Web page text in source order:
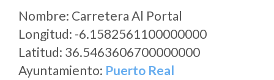
Nombre: Carretera Al Portal
Longitud: -6.1582561100000000
Latitud: 36.5463606700000000
Ayuntamiento: Puerto Real